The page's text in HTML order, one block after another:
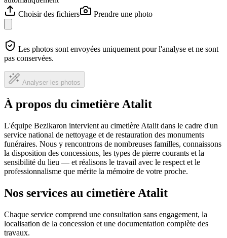
Choisir des fichiers
Prendre une photo
Les photos sont envoyées uniquement pour l'analyse et ne sont
pas conservées.
Analyser les photos
À propos du cimetière Atalit
L'équipe Bezikaron intervient au cimetière Atalit dans le cadre d'un
service national de nettoyage et de restauration des monuments
funéraires. Nous y rencontrons de nombreuses familles, connaissons
la disposition des concessions, les types de pierre courants et la
sensibilité du lieu — et réalisons le travail avec le respect et le
professionnalisme que mérite la mémoire de votre proche.
Nos services au cimetière Atalit
Chaque service comprend une consultation sans engagement, la
localisation de la concession et une documentation complète des
travaux.